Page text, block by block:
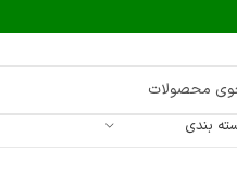
بندی